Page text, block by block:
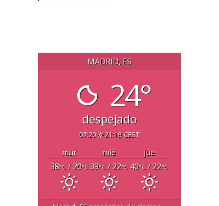
MADRID, ES
24°
despejado
07:20 21:19 CEST
mar mié
jue
38°C/ 20°C39°C/ 22°C 40°C/ 22°C